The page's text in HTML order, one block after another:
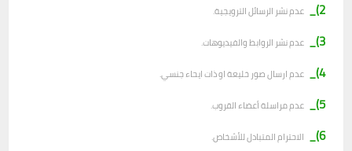
2)_ عدم نشر الرسائل الترويجية.
3)_ عدم نشر الروابط والفيديوهات.
4)_ عدم ارسال صور خليعة او ذات ايحاء جنسي.
5)_ عدم مراسلة أعضاء القروب.
6)_ الاحترام المتبادل للأشخاص.